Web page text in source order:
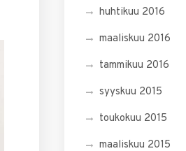
huhtikuu 2016
maaliskuu 2016
tammikuu 2016
syyskuu 2015
toukokuu 2015
maaliskuu 2015